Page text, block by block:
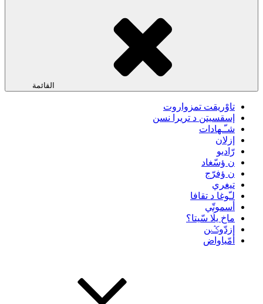
القائمة
تاوْريقت تمزواروت
إسقسيتن د تريرا نسن
شـّـهادات
إزلان
رّاديو
ن ؤسّغاد
ن ؤفرّج
تيغري
لـّوغا د تقافا
أسموتّي
ماخ يلَا سّيتا؟
إزدّوݣن
أمّياواض